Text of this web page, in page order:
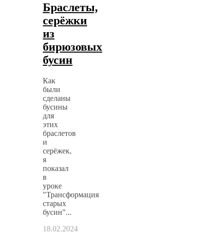
Браслеты,
серёжки
из
бирюзовых
бусин
Как
были
сделаны
бусины
для
этих
браслетов
и
серёжек,
я
показал
в
уроке
"Трансформация
старых
бусин"...
18.02.2024